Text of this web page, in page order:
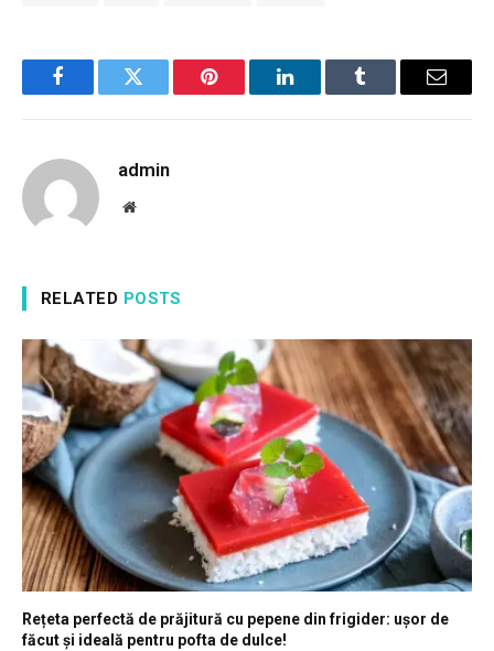
FacebookTwitter Pinterest LinkedInTumblr Email
admin
Website
RELATED POSTS
Rețeta perfectă de prăjitură cu pepene din frigider: ușor de
făcut și ideală pentru pofta de dulce!